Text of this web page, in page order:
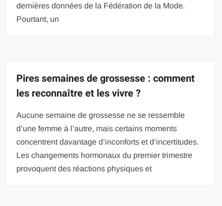
dernières données de la Fédération de la Mode.
Pourtant, un
Pires semaines de grossesse : comment
les reconnaître et les vivre ?
Aucune semaine de grossesse ne se ressemble
d’une femme à l’autre, mais certains moments
concentrent davantage d’inconforts et d’incertitudes.
Les changements hormonaux du premier trimestre
provoquent des réactions physiques et